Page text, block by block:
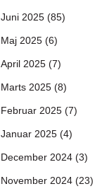
Juni 2025 (85)
Maj 2025 (6)
April 2025 (7)
Marts 2025 (8)
Februar 2025 (7)
Januar 2025 (4)
December 2024 (3)
November 2024 (23)